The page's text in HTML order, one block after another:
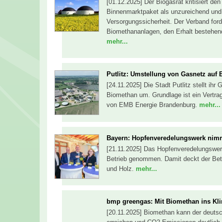
[01.12.2025] Der Biogasrat kritisiert
Binnenmarktpaket als unzureichend
Versorgungssicherheit. Der Verband
Biomethananlagen, den Erhalt
mehr...
Putlitz: Umstellung von Gasnetz auf
[24.11.2025] Die Stadt Putlitz stellt ihr
Biomethan um. Grundlage ist ein
von EMB Energie Brandenburg. mehr...
Bayern: Hopfenveredelungswerk
[21.11.2025] Das
Betrieb genommen. Damit deckt der
und Holz. mehr...
bmp greengas: Mit Biomethan ins
[20.11.2025] Biomethan kann der